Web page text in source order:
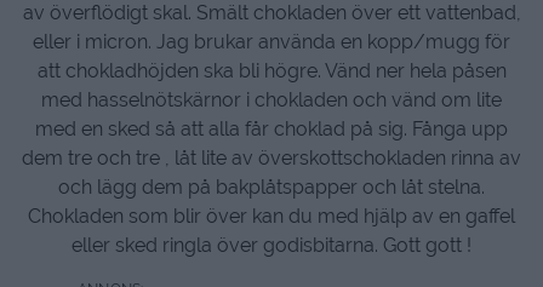
av överflödigt skal. Smält chokladen över ett vattenbad,
eller i micron. Jag brukar använda en kopp/mugg för
att chokladhöjden ska bli högre. Vänd ner hela påsen
med hasselnötskärnor i chokladen och vänd om lite
med en sked så att alla får choklad på sig. Fånga upp
dem tre och tre , låt lite av överskottschokladen rinna av
och lägg dem på bakplåtspapper och låt stelna.
Chokladen som blir över kan du med hjälp av en gaffel
eller sked ringla över godisbitarna. Gott gott !